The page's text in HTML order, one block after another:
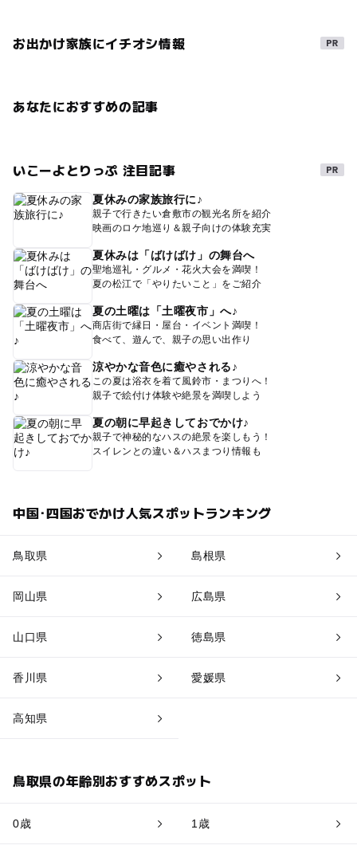
お出かけ家族にイチオシ情報
あなたにおすすめの記事
いこーよとりっぷ 注目記事
夏休みの家族旅行に♪
親子で行きたい倉敷市の観光名所を紹介
映画のロケ地巡り＆親子向けの体験充実
夏休みは「ばけばけ」の舞台へ
聖地巡礼・グルメ・花火大会を満喫！
夏の松江で「やりたいこと」をご紹介
夏の土曜は「土曜夜市」へ♪
商店街で縁日・屋台・イベント満喫！
食べて、遊んで、親子の思い出作り
涼やかな音色に癒やされる♪
この夏は浴衣を着て風鈴市・まつりへ！
親子で絵付け体験や絶景を満喫しよう
夏の朝に早起きしておでかけ♪
親子で神秘的なハスの絶景を楽しもう！
スイレンとの違い＆ハスまつり情報も
中国･四国おでかけ人気スポットランキング
鳥取県 島根県
岡山県 広島県
山口県 徳島県
香川県 愛媛県
高知県
鳥取県の年齢別おすすめスポット
0歳 1歳